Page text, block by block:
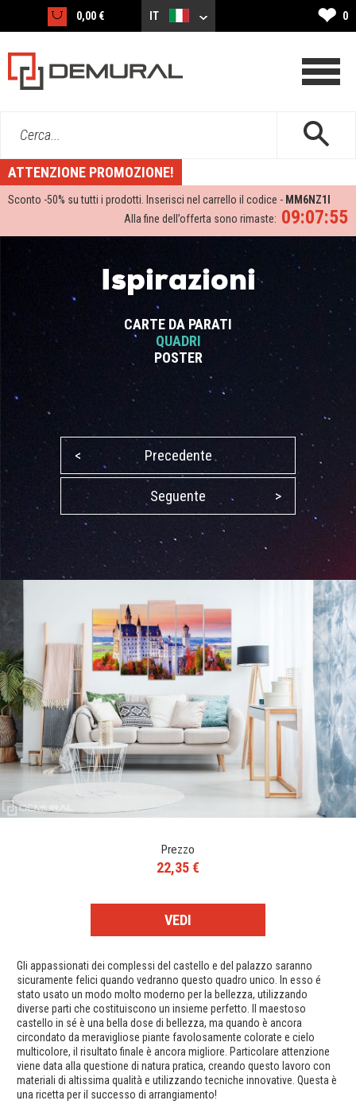
0,00 € IT ❤ 0
Cerca...
ATTENZIONE PROMOZIONE!
Sconto -50% su tutti i prodotti. Inserisci nel carrello il codice - MM6NZ1I
09:07:55
Alla fine dell’offerta sono rimaste:
Ispirazioni
CARTE DA PARATI
QUADRI
POSTER
< Precedente
Seguente >
Prezzo
22,35 €
VEDI
Gli appassionati dei complessi del castello e del palazzo saranno
sicuramente felici quando vedranno questo quadro unico. In esso é
stato usato un modo molto moderno per la bellezza, utilizzando
diverse parti che costituiscono un insieme perfetto. Il maestoso
castello in sé è una bella dose di bellezza, ma quando è ancora
circondato da meravigliose piante favolosamente colorate e cielo
multicolore, il risultato finale è ancora migliore. Particolare attenzione
viene data alla questione di natura pratica, creando questo lavoro con
materiali di altissima qualità e utilizzando tecniche innovative. Questa è
una ricetta per il successo di arrangiamento!